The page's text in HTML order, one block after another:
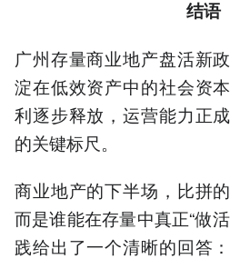
结语
广州存量商业地产盘活新
淀在低效资产中的社会资
利逐步释放，运营能力正
的关键标尺。
商业地产的下半场，比拼
而是谁能在存量中真正“做
践给出了一个清晰的回答